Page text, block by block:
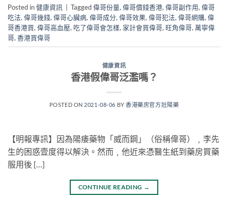
Posted in健康資訊 Tagged偉哥份量, 偉哥價錢香港, 偉哥副作用, 偉哥
吃法, 偉哥幾錢, 偉哥心臟病, 偉哥成分, 偉哥效果, 偉哥犯法, 偉哥網購, 偉
哥香港買, 偉哥高血壓, 吃了偉哥會怎樣, 家計會買偉哥, 旺角偉哥, 萬寧偉
哥, 香港買偉哥
健康資訊
香港假偉哥泛濫嗎？
POSTED ON 2021-08-06 BY香港藥房官方壯陽藥
【明報專訊】因為陽痿藥物「威而鋼」（俗稱偉哥）﹐李先
生的困惑壹度得以解決。然而﹐他近來憑醫生紙到藥房買藥
服用後 […]
CONTINUE READING →